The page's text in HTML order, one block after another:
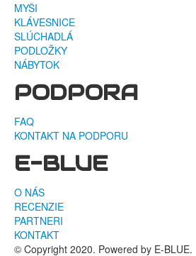
MYŠI
KLÁVESNICE
SLÚCHADLÁ
PODLOŽKY
NÁBYTOK
PODPORA
FAQ
KONTAKT NA PODPORU
E-BLUE
O NÁS
RECENZIE
PARTNERI
KONTAKT
© Copyright 2020. Powered by E-BLUE.